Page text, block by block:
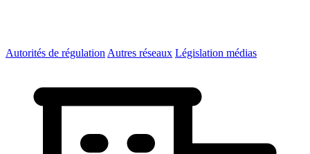
Autorités de régulation Autres réseaux Législation médias